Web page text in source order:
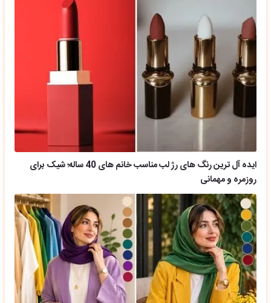
ایده آل ترین رنگ های رژ لب مناسب خانم های 40 ساله؛ شیک برای
روزمره و مهمانی